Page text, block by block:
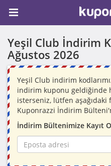
Yeşil Club İndirim
Ağustos 2026
Yeşil Club indirim
indirim kuponu geldiğinde
isterseniz, lütfen
Kuponrazzi İndirim
İndirim Bültenimize Kayıt